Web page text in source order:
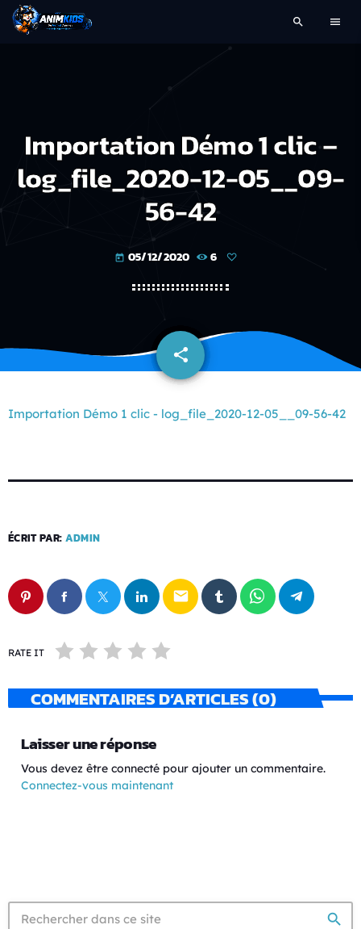
search menu
Importation Démo 1 clic –
log_file_2020-12-05__09-
56-42
today 05/12/2020 6
share
email
Importation Démo 1 clic - log_file_2020-12-05__09-56-42
ÉCRIT PAR: ADMIN
email
RATE IT
COMMENTAIRES D’ARTICLES (0)
Laisser une réponse
Vous devez être connecté pour ajouter un commentaire.
Connectez-vous maintenant
search